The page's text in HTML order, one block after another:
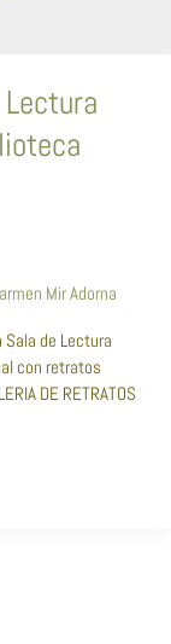
Mir Adorna
Sala de Lectura
con retratos
DE RETRATOS